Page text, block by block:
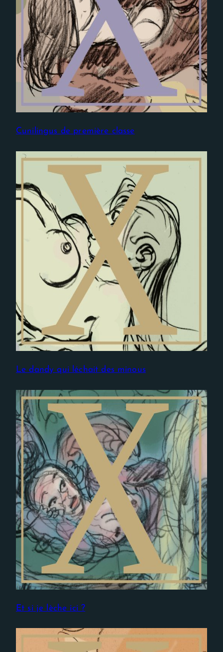
Cunilingus de première classe
Le dandy qui léchait des minous
Et si je lèche ici ?